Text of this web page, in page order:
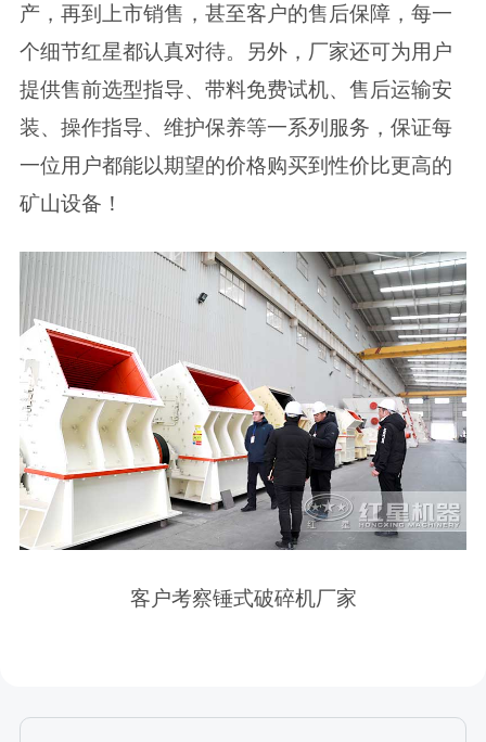
产，再到上市销售，甚至客户的售后保障，每一
个细节红星都认真对待。另外，厂家还可为用户
提供售前选型指导、带料免费试机、售后运输安
装、操作指导、维护保养等一系列服务，保证每
一位用户都能以期望的价格购买到性价比更高的
矿山设备！
客户考察锤式破碎机厂家